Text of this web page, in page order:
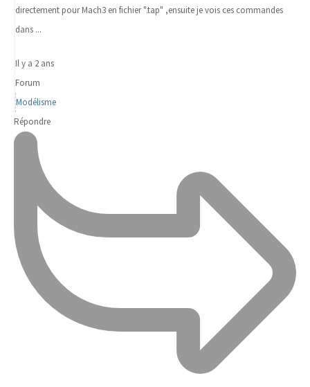
directement pour Mach3 en fichier ".tap" ,ensuite je vois ces commandes
dans ...
Il y a 2 ans
Forum
Modélisme
Répondre